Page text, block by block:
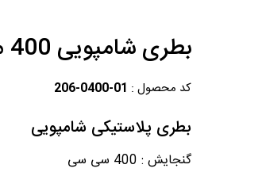
بطری شامپویی 400 میلی لیتری کمردار
کد محصول : 206-0400-01
بطری پلاستیکی شامپویی
گنجایش : 400 سی سی